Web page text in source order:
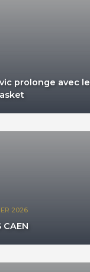
prolonge avec le
2026
CAEN